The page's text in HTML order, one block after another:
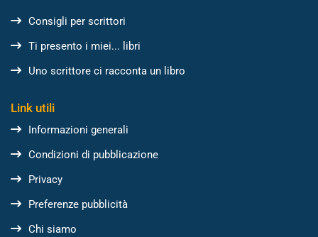
Consigli per scrittori
Ti presento i miei... libri
Uno scrittore ci racconta un libro
Link utili
Informazioni generali
Condizioni di pubblicazione
Privacy
Preferenze pubblicità
Chi siamo